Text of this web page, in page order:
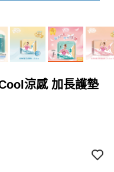
涼感 加長護墊